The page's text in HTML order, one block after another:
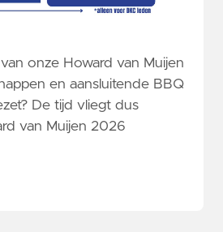
onze Howard van Muijen
en aansluitende BBQ
De tijd vliegt dus
van Muijen 2026